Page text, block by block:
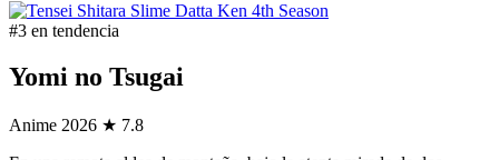
#3 en tendencia
Yomi no Tsugai
Anime 2026 ★ 7.8